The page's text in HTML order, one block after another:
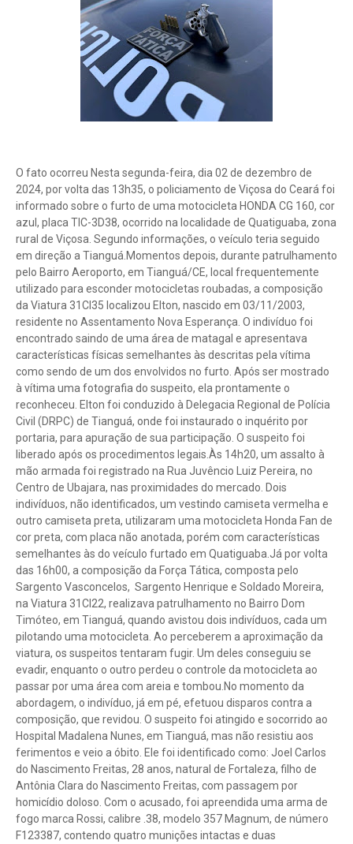
O fato ocorreu Nesta segunda-feira, dia 02 de dezembro de
2024, por volta das 13h35, o policiamento de Viçosa do Ceará foi
informado sobre o furto de uma motocicleta HONDA CG 160, cor
azul, placa TIC-3D38, ocorrido na localidade de Quatiguaba, zona
rural de Viçosa. Segundo informações, o veículo teria seguido
em direção a Tianguá.Momentos depois, durante patrulhamento
pelo Bairro Aeroporto, em Tianguá/CE, local frequentemente
utilizado para esconder motocicletas roubadas, a composição
da Viatura 31CI35 localizou Elton, nascido em 03/11/2003,
residente no Assentamento Nova Esperança. O indivíduo foi
encontrado saindo de uma área de matagal e apresentava
características físicas semelhantes às descritas pela vítima
como sendo de um dos envolvidos no furto. Após ser mostrado
à vítima uma fotografia do suspeito, ela prontamente o
reconheceu. Elton foi conduzido à Delegacia Regional de Polícia
Civil (DRPC) de Tianguá, onde foi instaurado o inquérito por
portaria, para apuração de sua participação. O suspeito foi
liberado após os procedimentos legais.Às 14h20, um assalto à
mão armada foi registrado na Rua Juvêncio Luiz Pereira, no
Centro de Ubajara, nas proximidades do mercado. Dois
indivíduos, não identificados, um vestindo camiseta vermelha e
outro camiseta preta, utilizaram uma motocicleta Honda Fan de
cor preta, com placa não anotada, porém com características
semelhantes às do veículo furtado em Quatiguaba.Já por volta
das 16h00, a composição da Força Tática, composta pelo
Sargento Vasconcelos, Sargento Henrique e Soldado Moreira,
na Viatura 31CI22, realizava patrulhamento no Bairro Dom
Timóteo, em Tianguá, quando avistou dois indivíduos, cada um
pilotando uma motocicleta. Ao perceberem a aproximação da
viatura, os suspeitos tentaram fugir. Um deles conseguiu se
evadir, enquanto o outro perdeu o controle da motocicleta ao
passar por uma área com areia e tombou.No momento da
abordagem, o indivíduo, já em pé, efetuou disparos contra a
composição, que revidou. O suspeito foi atingido e socorrido ao
Hospital Madalena Nunes, em Tianguá, mas não resistiu aos
ferimentos e veio a óbito. Ele foi identificado como: Joel Carlos
do Nascimento Freitas, 28 anos, natural de Fortaleza, filho de
Antônia Clara do Nascimento Freitas, com passagem por
homicídio doloso. Com o acusado, foi apreendida uma arma de
fogo marca Rossi, calibre .38, modelo 357 Magnum, de número
F123387, contendo quatro munições intactas e duas